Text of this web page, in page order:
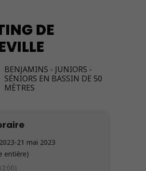
DE
BENJAMINS - JUNIORS -
SÉNIORS EN BASSIN DE 50
MÈTRES
-21 mai 2023
entière)